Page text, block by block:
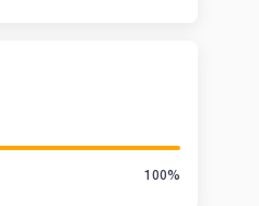
Решение:
100%